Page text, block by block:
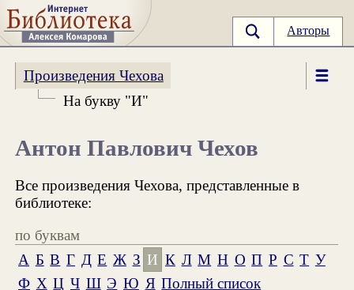
Авторы
Произведения Чехова
На букву "И"
Антон Павлович Чехов
Все произведения Чехова, представленные в
библиотеке:
по буквам
А Б В Г Д Е Ж З И К Л М Н О П Р С Т У
Ф Х Ц Ч Ш Э Ю Я Полный список